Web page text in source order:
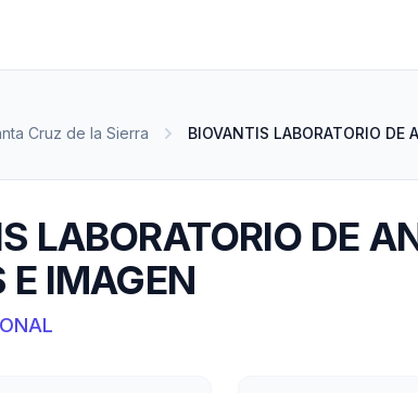
Cruz de la Sierra BIOVANTIS LABORATORIO DE
LABORATORIO DE
E IMAGEN